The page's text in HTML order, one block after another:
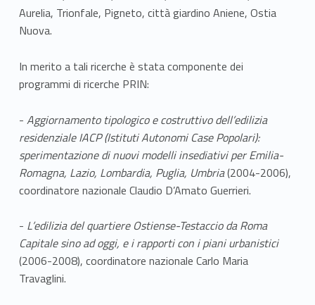
Aurelia, Trionfale, Pigneto, città giardino Aniene, Ostia
Nuova.
In merito a tali ricerche è stata componente dei
programmi di ricerche PRIN:
- Aggiornamento tipologico e costruttivo dell’edilizia
residenziale IACP (Istituti Autonomi Case Popolari):
sperimentazione di nuovi modelli insediativi per Emilia-
Romagna, Lazio, Lombardia, Puglia, Umbria(2004-2006),
coordinatore nazionale Claudio D’Amato Guerrieri.
- L’edilizia del quartiere Ostiense-Testaccio da Roma
Capitale sino ad oggi, e i rapporti con i piani urbanistici
(2006-2008), coordinatore nazionale Carlo Maria
Travaglini.